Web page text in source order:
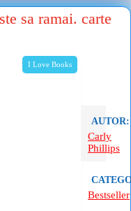
I Love Books
sa ramai. carte
AUTOR:
Carly
Phillips
Bestseller